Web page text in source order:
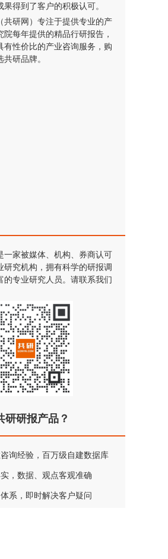
得到了客户的积极认可。
共研网）专注于提供专业的产
院每年提供的精品行研报告，
有性价比的产业咨询服务，购
研品牌。
一家被媒体、机构、券商认可
研究机构，拥有科学的研报调
的专业研究人员。请联系我们
研研报产品？
询经验，百万级自建数据库
，数据、观点客观准确
系，即时解决客户疑问